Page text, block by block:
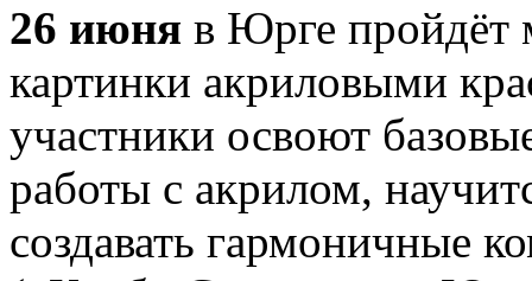
26 июня в Юрге пройдёт
картинки акриловыми
участники освоют
работы с акрилом,
создавать гармоничные